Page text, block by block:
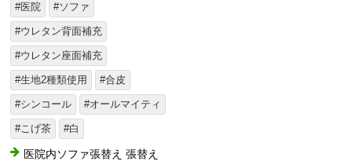
#医院 #ソファ
#ウレタン背面補充
#ウレタン座面補充
#生地2種類使用 #合皮
#シンコール #オールマイティ
#こげ茶 #白
医院内ソファ張替え 張替え